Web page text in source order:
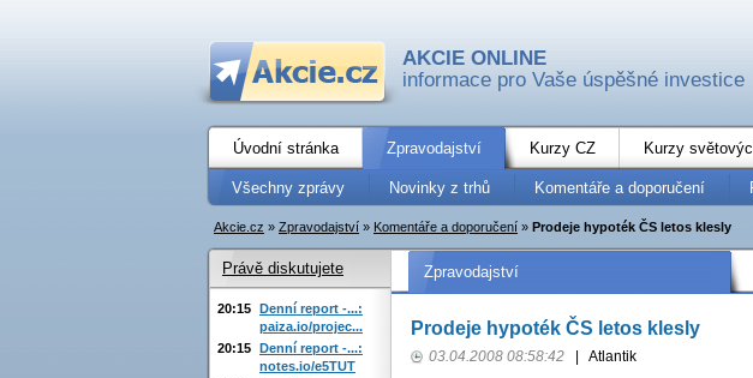
AKCIE ONLINE
informace pro Vaše úspěšné investice
Úvodní stránka Zpravodajství Kurzy CZ Kurzy
Všechny zprávy Novinky z trhů Komentáře a doporučení
Akcie.cz » Zpravodajství » Komentáře a doporučení » Prodeje hypoték ČS letos klesly
Zpravodajství
Prodeje hypoték ČS letos klesly
03.04.2008 08:58:42 Atlantik
Právě diskutujete
20:15 Denní report -...:
paiza.io/projec...
20:15 Denní report -...:
notes.io/e5TUT